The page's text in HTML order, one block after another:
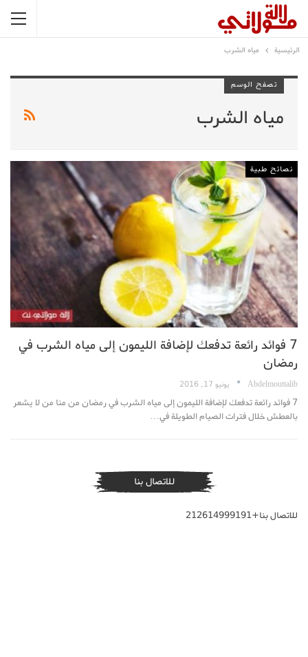
الرئيسية مياه الشرب
تصفح الوسم
مياه الشرب
نصائح طبية
7 فوائد رائعة تدفعك لإضافة الليمون إلى مياه الشرب في
رمضان
Abdelmouttalib يونيو 17, 2016
7 فوائد رائعة تدفعك لإضافة الليمون إلى مياه الشرب في رمضان من منا من لا يشعر
بالعطش خلال فترات الصيام الطويلة في…
للاتصال بنا
للاتصال بنا+212614999191